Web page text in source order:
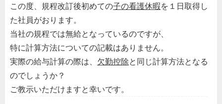
この度、規程改訂後初めての子の看護休暇を１日取得し
た社員がおります。
当社の規程では無給となっているのですが、
特に計算方法についての記載はありません。
実際の給与計算の際は、 欠勤控除と同じ計算方法となる
のでしょうか？
ご教示いただけますと幸いです。